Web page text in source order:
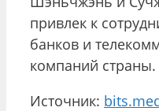
привлек к
банков и
компаний страны.
Источник: